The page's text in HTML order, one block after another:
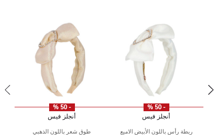
- 50 %
أنجلز فيس
ربطة رأس باللون الأبيض الاميع
- 50 %
أنجلز فيس
طوق شعر باللون الذهبي